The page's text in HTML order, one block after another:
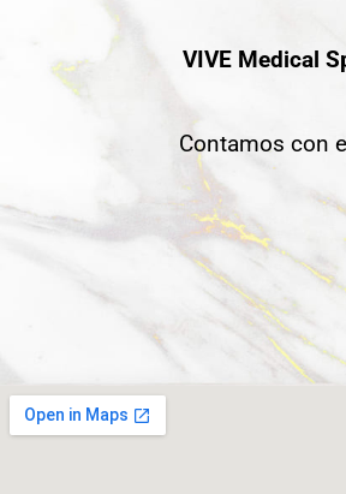
VIVE Medical
Contamos con